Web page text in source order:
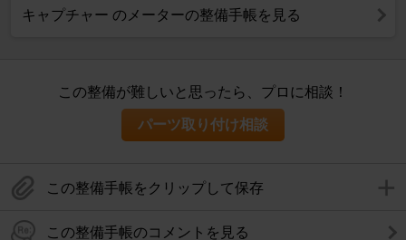
キャプチャー のメーターの整備手帳を見る
この整備が難しいと思ったら、プロに相談！
パーツ取り付け相談
この整備手帳をクリップして保存
この整備手帳のコメントを見る